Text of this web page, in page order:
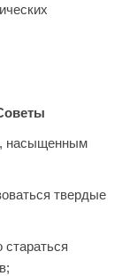
насыщенным
твердые